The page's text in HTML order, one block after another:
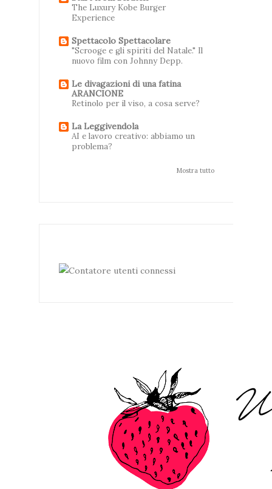
The Luxury Kobe Burger
Experience
Spettacolo Spettacolare
"Scrooge e gli spiriti del Natale." Il
nuovo film con Johnny Depp.
Le divagazioni di una fatina
ARANCIONE
Retinolo per il viso, a cosa serve?
La Leggivendola
AI e lavoro creativo: abbiamo un
problema?
Mostra tutto